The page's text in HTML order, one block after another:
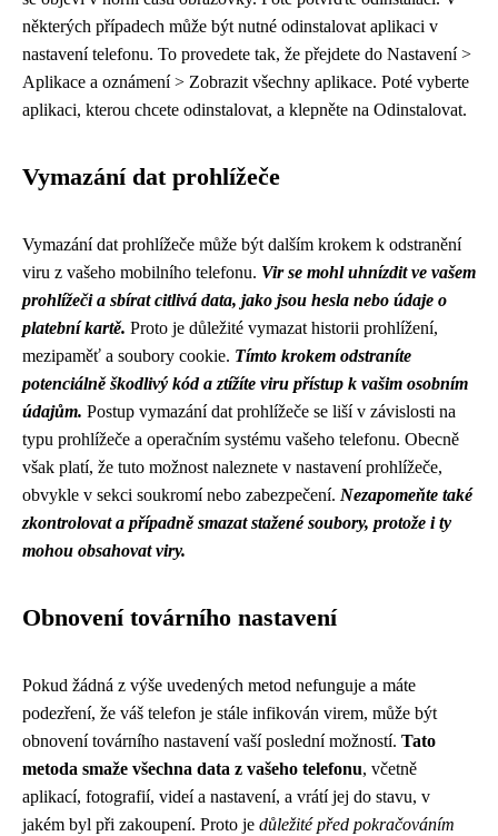
některých případech může být nutné odinstalovat aplikaci v
nastavení telefonu. To provedete tak, že přejdete do Nastavení >
Aplikace a oznámení > Zobrazit všechny aplikace. Poté vyberte
aplikaci, kterou chcete odinstalovat, a klepněte na Odinstalovat.
Vymazání dat prohlížeče
Vymazání dat prohlížeče může být dalším krokem k odstranění
viru z vašeho mobilního telefonu. Vir se mohl uhnízdit ve vašem
prohlížeči a sbírat citlivá data, jako jsou hesla nebo údaje o
platební kartě. Proto je důležité vymazat historii prohlížení,
mezipaměť a soubory cookie. Tímto krokem odstraníte
potenciálně škodlivý kód a ztížíte viru přístup k vašim osobním
údajům. Postup vymazání dat prohlížeče se liší v závislosti na
typu prohlížeče a operačním systému vašeho telefonu. Obecně
však platí, že tuto možnost naleznete v nastavení prohlížeče,
obvykle v sekci soukromí nebo zabezpečení. Nezapomeňte také
zkontrolovat a případně smazat stažené soubory, protože i ty
mohou obsahovat viry.
Obnovení továrního nastavení
Pokud žádná z výše uvedených metod nefunguje a máte
podezření, že váš telefon je stále infikován virem, může být
obnovení továrního nastavení vaší poslední možností. Tato
metoda smaže všechna data z vašeho telefonu, včetně
aplikací, fotografií, videí a nastavení, a vrátí jej do stavu, v
jakém byl při zakoupení. Proto je důležité před pokračováním